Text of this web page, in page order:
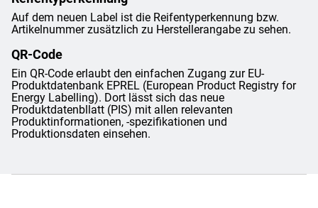
Auf dem neuen Label ist die Reifentyperkennung bzw.
Artikelnummer zusätzlich zu Herstellerangabe zu sehen.
QR-Code
Ein QR-Code erlaubt den einfachen Zugang zur EU-
Produktdatenbank EPREL (European Product Registry for
Energy Labelling). Dort lässt sich das neue
Produktdatenbllatt (PIS) mit allen relevanten
Produktinformationen, -spezifikationen und
Produktionsdaten einsehen.